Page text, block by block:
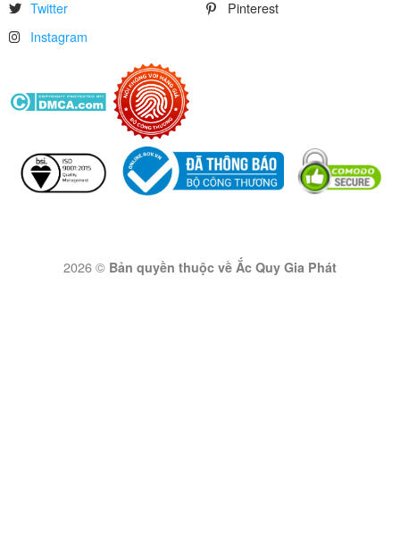
Twitter
Instagram
Pinterest
2026 © Bản quyền thuộc về Ắc Quy Gia Phát